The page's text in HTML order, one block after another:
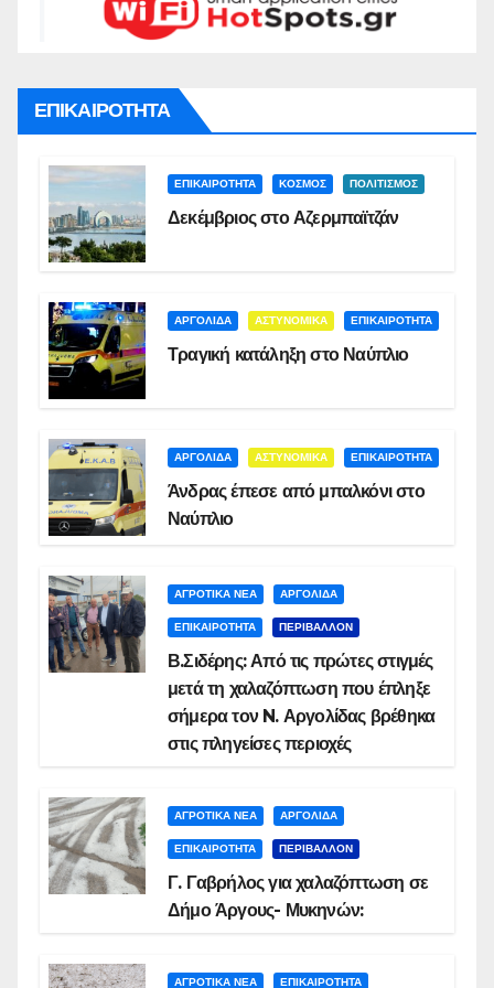
ΕΠΙΚΑΙΡΟΤΗΤΑ
ΕΠΙΚΑΙΡΟΤΗΤΑ ΚΟΣΜΟΣ ΠΟΛΙΤΙΣΜΟΣ
Δεκέμβριος στο Αζερμπαϊτζάν
ΑΡΓΟΛΙΔΑ ΑΣΤΥΝΟΜΙΚΑ ΕΠΙΚΑΙΡΟΤΗΤΑ
Τραγική κατάληξη στο Ναύπλιο
ΑΡΓΟΛΙΔΑ ΑΣΤΥΝΟΜΙΚΑ ΕΠΙΚΑΙΡΟΤΗΤΑ
Άνδρας έπεσε από μπαλκόνι στο
Ναύπλιο
ΑΓΡΟΤΙΚΑ ΝΕΑ ΑΡΓΟΛΙΔΑ
ΕΠΙΚΑΙΡΟΤΗΤΑ ΠΕΡΙΒΑΛΛΟΝ
Β.Σιδέρης: Από τις πρώτες στιγμές
μετά τη χαλαζόπτωση που έπληξε
σήμερα τον N. Αργολίδας βρέθηκα
στις πληγείσες περιοχές
ΑΓΡΟΤΙΚΑ ΝΕΑ ΑΡΓΟΛΙΔΑ
ΕΠΙΚΑΙΡΟΤΗΤΑ ΠΕΡΙΒΑΛΛΟΝ
Γ. Γαβρήλος για χαλαζόπτωση σε
Δήμο Άργους- Μυκηνών:
ΑΓΡΟΤΙΚΑ ΝΕΑ ΕΠΙΚΑΙΡΟΤΗΤΑ